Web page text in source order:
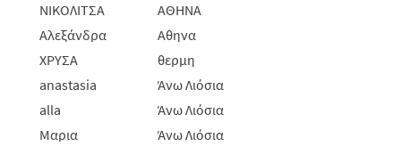
ΝΙΚΟΛΙΤΣΑ
ΑΘΗΝΑ
Αλεξάνδρα
Αθηνα
ΧΡΥΣΑ
θερμη
anastasia
Άνω Λιόσια
alla
Άνω Λιόσια
Μαρια
Άνω Λιόσια